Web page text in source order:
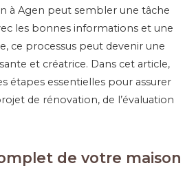
à Agen peut sembler une tâche
les bonnes informations et une
ce processus peut devenir une
et créatrice. Dans cet article,
étapes essentielles pour assurer
de rénovation, de l’évaluation
de votre maison